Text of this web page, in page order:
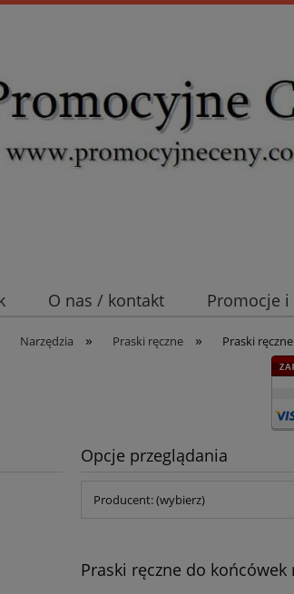
O nas / kontakt Promocje
i głowice SN Euromold Nexans
Narzędzia » Praski ręczne » Praski
Opcje przeglądania
Producent: (wybierz)
Praski ręczne do końcówek